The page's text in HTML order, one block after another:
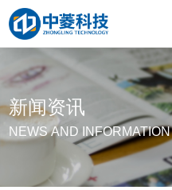
新闻资讯
NEWS AND INFORMATION